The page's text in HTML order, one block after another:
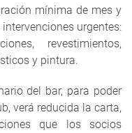
mínima de mes y
urgentes:
revestimientos,
y pintura.
del bar, para poder
verá reducida la carta,
que los socios